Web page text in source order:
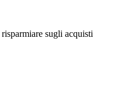
sugli acquisti